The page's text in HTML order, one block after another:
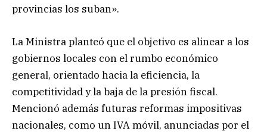
provincias los suban».
La Ministra planteó que el objetivo es alinear a los
gobiernos locales con el rumbo económico
general, orientado hacia la eficiencia, la
competitividad y la baja de la presión fiscal.
Mencionó además futuras reformas impositivas
nacionales, como un IVA móvil, anunciadas por el